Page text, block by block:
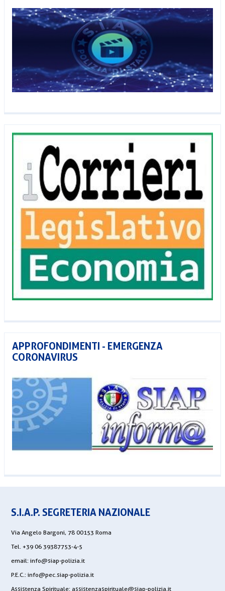
APPROFONDIMENTI - EMERGENZA
CORONAVIRUS
S.I.A.P. SEGRETERIA NAZIONALE
Via Angelo Bargoni, 78 00153 Roma
Tel. +39 06 39387753-4-5
email: info@siap-polizia.it
P.E.C.: info@pec.siap-polizia.it
Assistenza Spirituale: assistenzaspirituale@siap-polizia.it